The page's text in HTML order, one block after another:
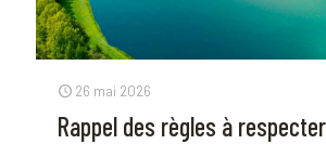
26 mai 2026
Rappel des règles à